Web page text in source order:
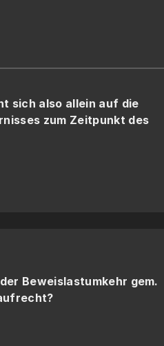
sich also allein auf die
zum Zeitpunkt des
Beweislastumkehr gem.